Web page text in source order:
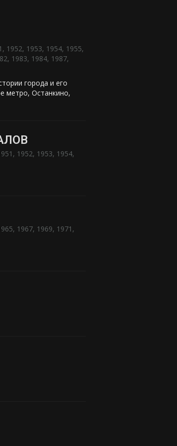
, 1952, 1953, 1954, 1955,
, 1983, 1984, 1987,
города и его
метро, Останкино,
, 1952, 1953, 1954,
, 1967, 1969, 1971 ,